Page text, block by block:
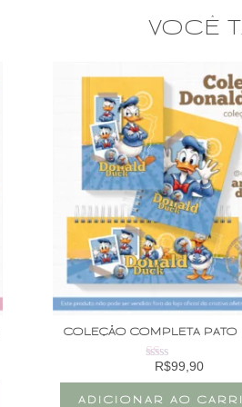
VOCÊ
COLEÇÃO COMPLETA PATO
Avaliação
1.00
de
R$99,90
ADICIONAR AO